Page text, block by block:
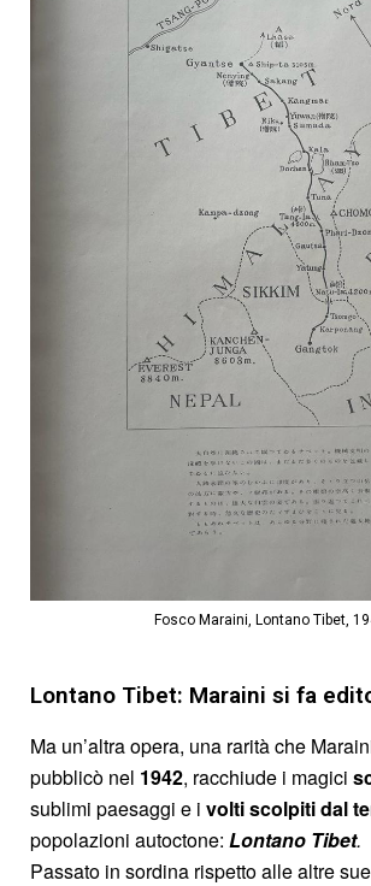
Fosco Maraini, Lontano Tibet,
Lontano Tibet: Maraini si fa
Ma un’altra opera, una rarità che
pubblicò nel 1942, racchiude i magici
sublimi paesaggi e i volti scolpiti dal
popolazioni autoctone: Lontano Tibet.
Passato in sordina rispetto alle altre